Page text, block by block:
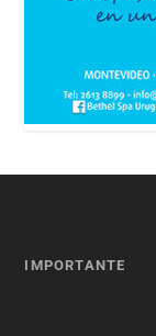
IMPORTANTE